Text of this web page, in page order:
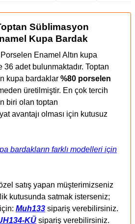
Süblimasyon
Kupa Bardak
Enamel Altın kupa
adet bulunmaktadır. Toptan
kupa bardaklar %80 porselen
üretilmiştir. En çok tercih
biri olan toptan
avantajı olması için kutusuz
bardakların farklı modelleri için
satış yapan müşterimizseniz
kutusunda satmak isterseniz;
Muh133 sipariş verebilirsiniz.
KÜ sipariş verebilirsiniz.